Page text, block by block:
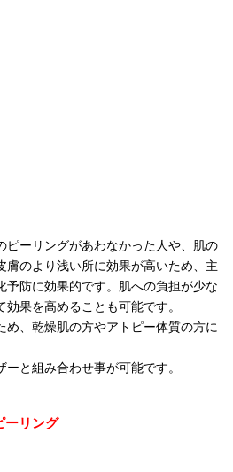
ピーリングがあわなかった人や、肌の
膚のより浅い所に効果が高いため、主
予防に効果的です。肌への負担が少な
果を高めることも可能です。
め、乾燥肌の方やアトピー体質の方に
と組み合わせ事が可能です。
ーリング